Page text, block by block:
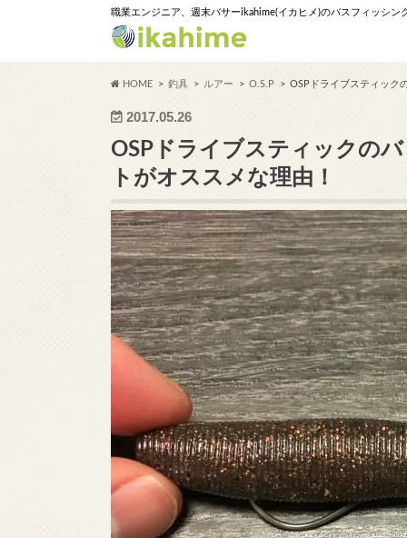
職業エンジニア、週末バサーikahime(イカヒメ)のバスフィッシン
HOME 釣具 ルアー O.S.P OSPドライブスティック
2017.05.26
OSPドライブスティックの
トがオススメな理由！